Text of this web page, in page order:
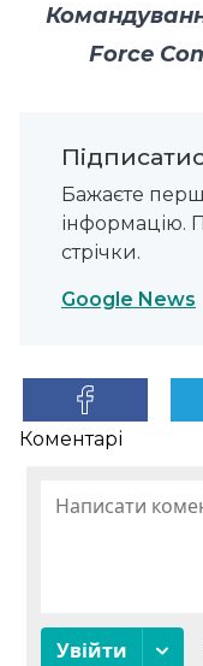
Force
Бажаєте
інформацію.
стрічки.
Google News
Коментарі